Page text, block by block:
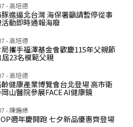
- 高培德
進逼北台灣 海保署籲請暫停從事
動即時通報海廢
- 高培德
攜手福澤基金會歡慶115年父親節
23名模範父親
- 高培德
健康產業博覽會台北登場 高市衛
山醫院參展FACE AI健康鏡
- 陳遍綠
週年慶開跑 七夕新品優惠齊登場